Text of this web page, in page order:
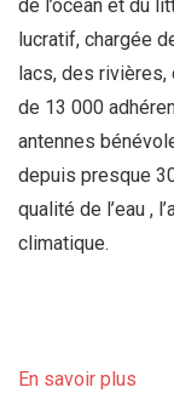
de l’océan et du
lucratif, chargée
lacs, des rivières,
de 13 000
antennes
depuis presque
qualité de l’eau ,
climatique.
En savoir plus